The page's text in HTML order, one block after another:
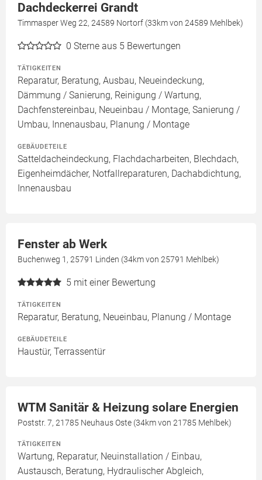
Dachdeckerrei Grandt
Timmasper Weg 22, 24589 Nortorf (33km von 24589 Mehlbek)
0 Sterne aus 5 Bewertungen
TÄTIGKEITEN
Reparatur, Beratung, Ausbau, Neueindeckung,
Dämmung / Sanierung, Reinigung / Wartung,
Dachfenstereinbau, Neueinbau / Montage, Sanierung /
Umbau, Innenausbau, Planung / Montage
GEBÄUDETEILE
Satteldacheindeckung, Flachdacharbeiten, Blechdach,
Eigenheimdächer, Notfallreparaturen, Dachabdichtung,
Innenausbau
Fenster ab Werk
Buchenweg 1, 25791 Linden (34km von 25791 Mehlbek)
5 mit einer Bewertung
TÄTIGKEITEN
Reparatur, Beratung, Neueinbau, Planung / Montage
GEBÄUDETEILE
Haustür, Terrassentür
WTM Sanitär & Heizung solare Energien
Poststr. 7, 21785 Neuhaus Oste (34km von 21785 Mehlbek)
TÄTIGKEITEN
Wartung, Reparatur, Neuinstallation / Einbau,
Austausch, Beratung, Hydraulischer Abgleich,